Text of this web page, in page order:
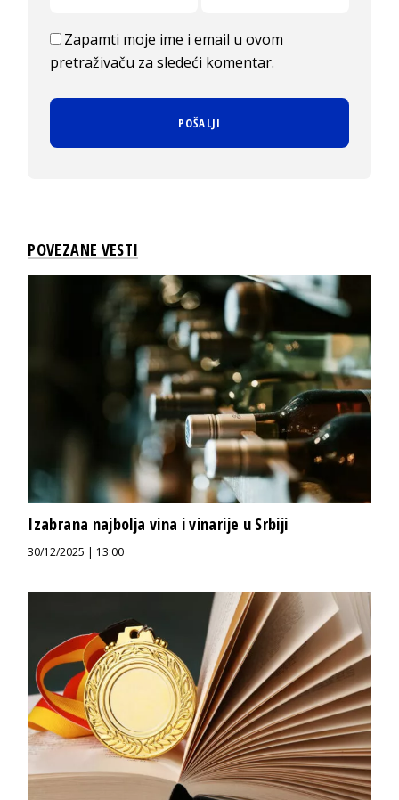
Zapamti moje ime i email u ovom
pretraživaču za sledeći komentar.
POVEZANE VESTI
Izabrana najbolja vina i vinarije u Srbiji
30/12/2025 | 13:00